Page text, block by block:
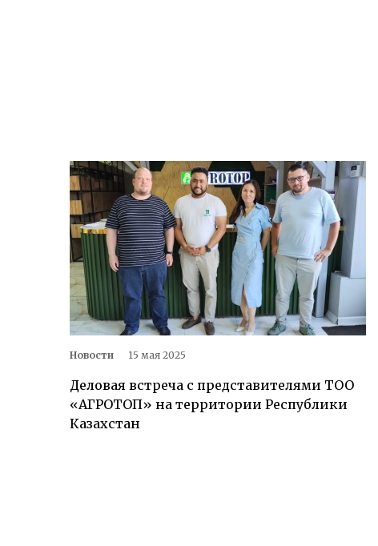
Новости 15 мая 2025
Деловая встреча с представителями ТОО
«АГРОТОП» на территории Республики
Казахстан